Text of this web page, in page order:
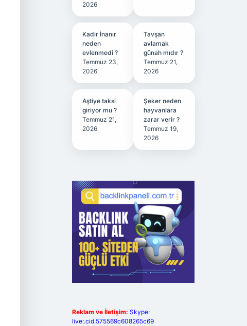
2026
Kadir İnanır
neden
evlenmedi ?
Temmuz 23,
2026
Tavşan
avlamak
günah mıdır ?
Temmuz 21,
2026
Aştiye taksi
giriyor mu ?
Temmuz 21,
2026
Şeker neden
hayvanlara
zarar verir ?
Temmuz 19,
2026
Reklam ve İletişim: Skype:
live:.cid.575569c608265c69